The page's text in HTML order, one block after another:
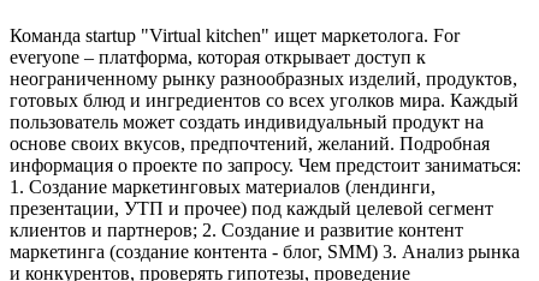
Команда startup "Virtual kitchen" ищет маркетолога. For
everyone – платформа, которая открывает доступ к
неограниченному рынку разнообразных изделий, продуктов,
готовых блюд и ингредиентов со всех уголков мира. Каждый
пользователь может создать индивидуальный продукт на
основе своих вкусов, предпочтений, желаний. Подробная
информация о проекте по запросу. Чем предстоит заниматься:
1. Создание маркетинговых материалов (лендинги,
презентации, УТП и прочее) под каждый целевой сегмент
клиентов и партнеров; 2. Создание и развитие контент
маркетинга (создание контента - блог, SMM) 3. Анализ рынка
и конкурентов, проверять гипотезы, проведение